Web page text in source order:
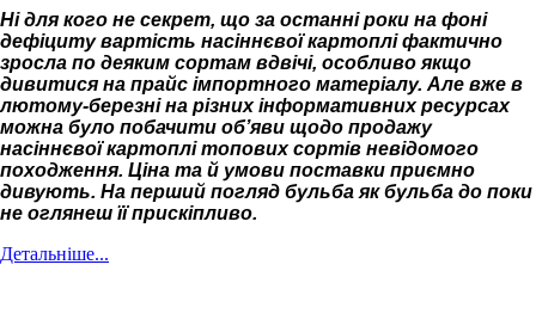
Ні для кого не секрет, що за останні роки на фоні
дефіциту вартість насіннєвої картоплі фактично
зросла по деяким сортам вдвічі, особливо якщо
дивитися на прайс імпортного матеріалу. Але вже в
лютому-березні на різних інформативних ресурсах
можна було побачити об’яви щодо продажу
насіннєвої картоплі топових сортів невідомого
походження. Ціна та й умови поставки приємно
дивують. На перший погляд бульба як бульба до поки
не оглянеш її прискіпливо.
Детальніше...